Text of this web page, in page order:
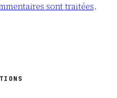
sont traitées.